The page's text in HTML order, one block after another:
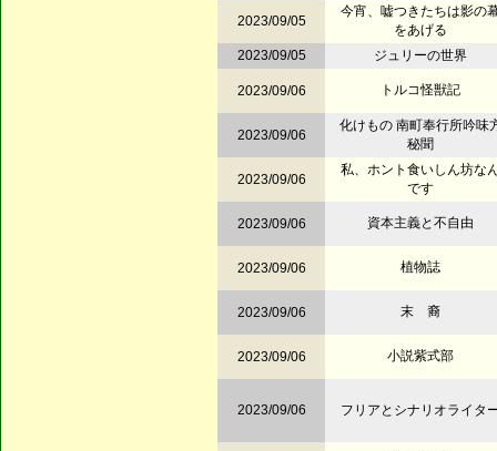
2023/09/05
今宵、嘘つきたちは影の
をあげる
2023/09/05
ジュリーの世界
2023/09/06 トルコ怪獣記
2023/09/06
化けもの 南町奉行所吟味
秘聞
2023/09/06
私、ホント食いしん坊な
です
2023/09/06 資本主義と不自由
2023/09/06 植物誌
2023/09/06 末 裔
2023/09/06 小説紫式部
2023/09/06 フリアとシナリオライタ